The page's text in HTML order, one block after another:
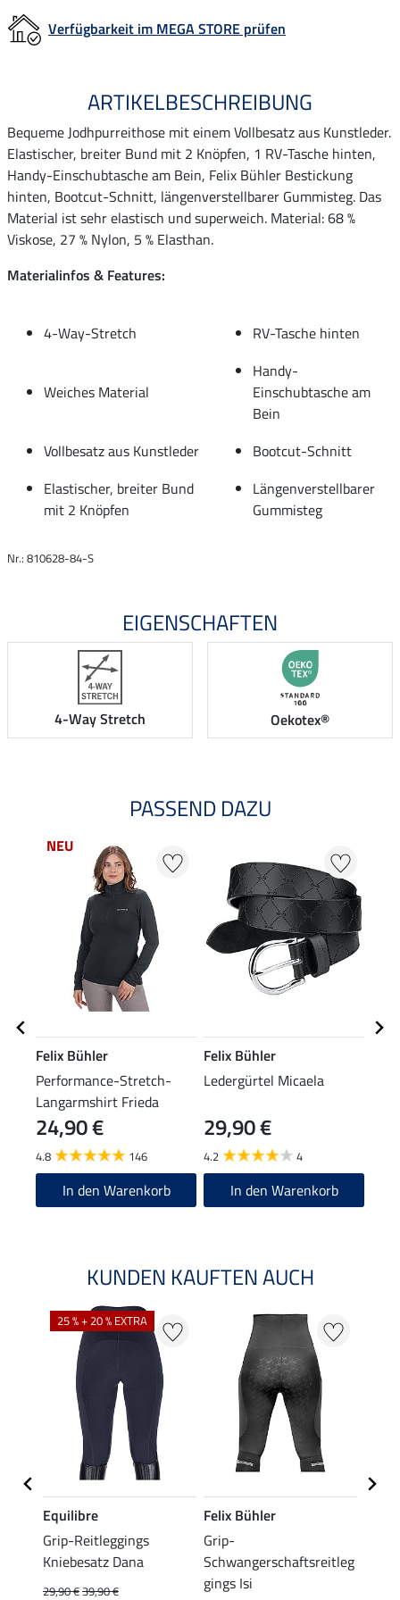
Verfügbarkeit im MEGA STORE prüfen
ARTIKELBESCHREIBUNG
Bequeme Jodhpurreithose mit einem Vollbesatz aus Kunstleder.
Elastischer, breiter Bund mit 2 Knöpfen, 1 RV-Tasche hinten,
Handy-Einschubtasche am Bein, Felix Bühler Bestickung
hinten, Bootcut-Schnitt, längenverstellbarer Gummisteg. Das
Material ist sehr elastisch und superweich. Material: 68 %
Viskose, 27 % Nylon, 5 % Elasthan.
Materialinfos & Features:
4-Way-Stretch RV-Tasche hinten
Weiches Material
Handy-
Einschubtasche am
Bein
Vollbesatz aus Kunstleder
Bootcut-Schnitt
Elastischer, breiter Bund
mit 2 Knöpfen
Längenverstellbarer
Gummisteg
Nr.: 810628-84-S
EIGENSCHAFTEN
4-Way Stretch Oekotex®
PASSEND DAZU
NEU
Felix Bühler
Performance-Stretch-
Langarmshirt Frieda
24,90 €
4.8 146
In den Warenkorb
Felix Bühler
Ledergürtel Micaela
29,90 €
4.2 4
In den Warenkorb
KUNDEN KAUFTEN AUCH
25 % + 20 % EXTRA
Equilibre
Grip-Reitleggings
Kniebesatz Dana
29,90 €39,90 €
Felix Bühler
Grip-
Schwangerschaftsreitleg
gings Isi